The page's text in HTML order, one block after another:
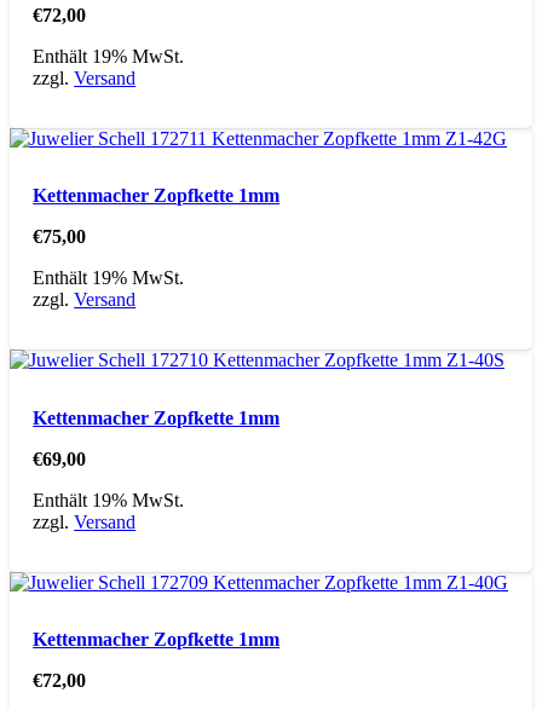
€72,00
Enthält 19% MwSt.
zzgl.Versand
Kettenmacher Zopfkette 1mm
€75,00
Enthält 19% MwSt.
zzgl.Versand
Kettenmacher Zopfkette 1mm
€69,00
Enthält 19% MwSt.
zzgl.Versand
Kettenmacher Zopfkette 1mm
€72,00